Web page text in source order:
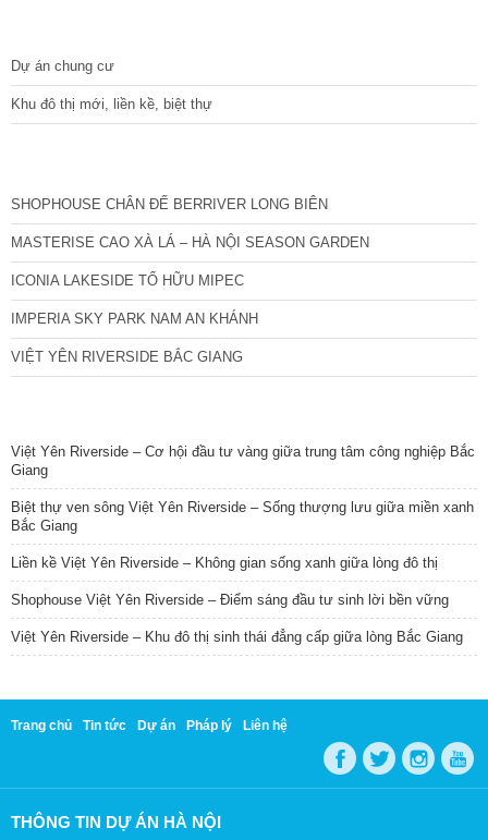
Dự án chung cư
Khu đô thị mới, liền kề, biệt thự
SHOPHOUSE CHÂN ĐẾ BERRIVER LONG BIÊN
MASTERISE CAO XÀ LÁ – HÀ NỘI SEASON GARDEN
ICONIA LAKESIDE TỐ HỮU MIPEC
IMPERIA SKY PARK NAM AN KHÁNH
VIỆT YÊN RIVERSIDE BẮC GIANG
Việt Yên Riverside – Cơ hội đầu tư vàng giữa trung tâm công nghiệp Bắc
Giang
Biệt thự ven sông Việt Yên Riverside – Sống thượng lưu giữa miền xanh
Bắc Giang
Liền kề Việt Yên Riverside – Không gian sống xanh giữa lòng đô thị
Shophouse Việt Yên Riverside – Điểm sáng đầu tư sinh lời bền vững
Việt Yên Riverside – Khu đô thị sinh thái đẳng cấp giữa lòng Bắc Giang
Trang chủ Tin tức Dự án Pháp lý Liên hệ
THÔNG TIN DỰ ÁN HÀ NỘI